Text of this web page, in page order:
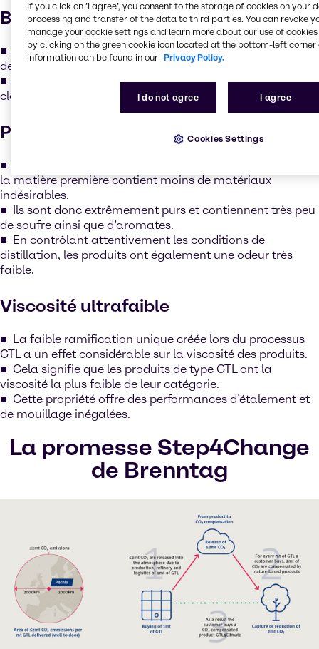
Biodégradabilité facilitée
La structure à faible ramification permet aux produits
de se dégrader plus facilement dans la nature.
Cela signifie que les produits répondent aux critères de
classification de biodégradabilité facilitée.
Pureté élevée
la matière première contient moins de matériaux
indésirables.
Ils sont donc extrêmement purs et contiennent très peu
de soufre ainsi que d’aromates.
En contrôlant attentivement les conditions de
distillation, les produits ont également une odeur très
faible.
Viscosité ultrafaible
La faible ramification unique créée lors du processus
GTL a un effet considérable sur la viscosité des produits.
Cela signifie que les produits de type GTL ont la
viscosité la plus faible de leur catégorie.
Cette propriété offre des performances d’étalement et
de mouillage inégalées.
La promesse Step4Change
de Brenntag
If you click on ’I agree’, you consent to the storage of cookies on your
processing and transfer of the data to third parties. You can revoke
manage your cookie settings and learn more about our use of cookies
by clicking on the green cookie icon located at the bottom-left corner
information can be found in our Privacy Policy.
I do not agree I agree
Cookies Settings